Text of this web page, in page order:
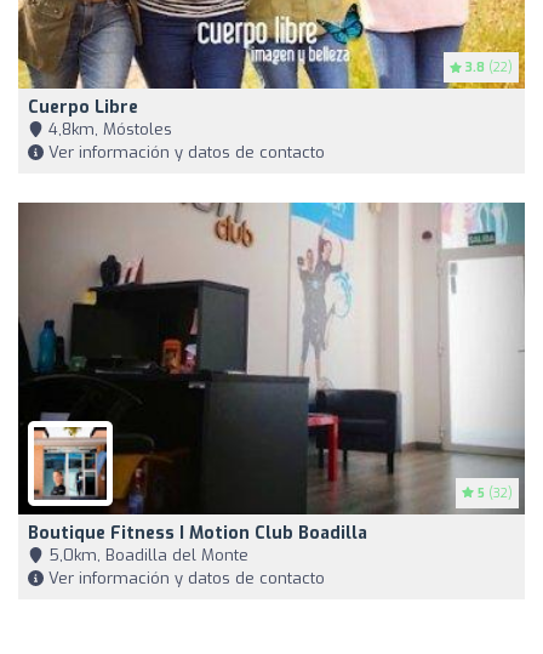
3.8 (22)
Cuerpo Libre
4,8km, Móstoles
Ver información y datos de contacto
5 (32)
Boutique Fitness I Motion Club Boadilla
5,0km, Boadilla del Monte
Ver información y datos de contacto